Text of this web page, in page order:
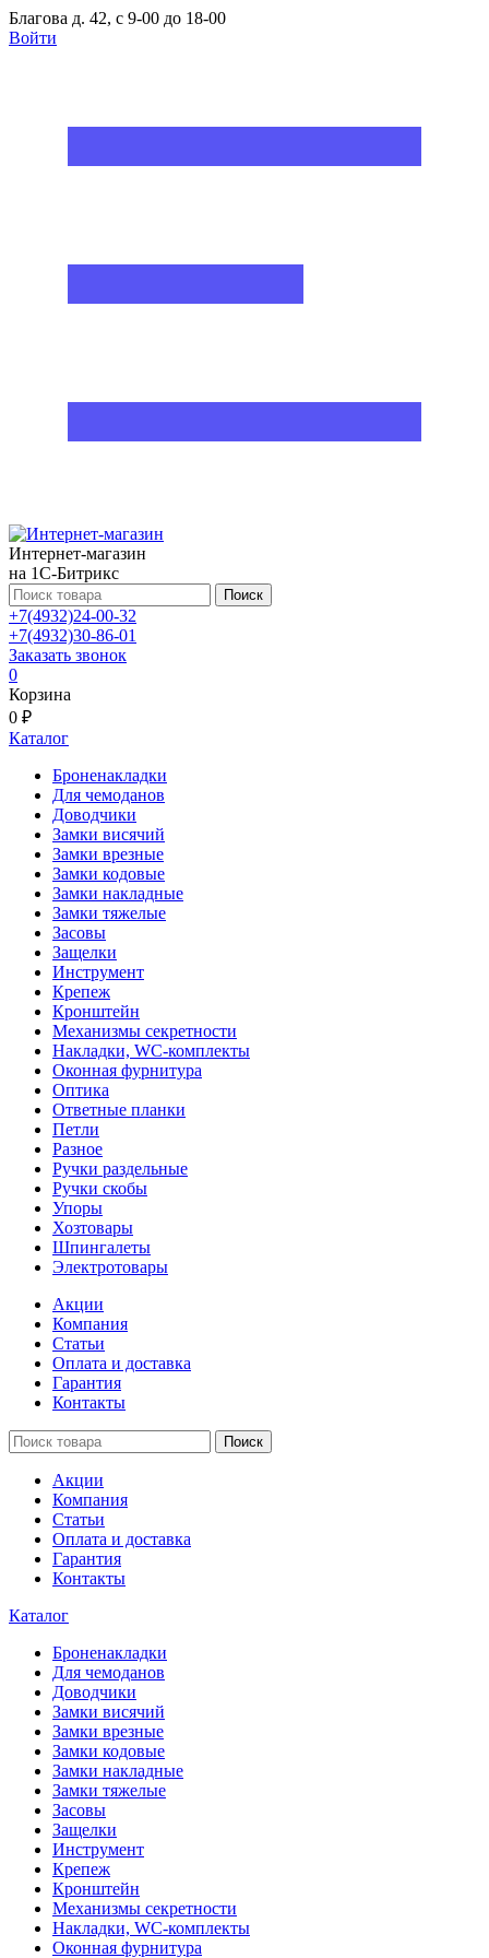
Благова д. 42, с 9-00 до 18-00
Войти
Интернет-магазин
на 1С-Битрикс
Поиск
+7(4932)24-00-32
+7(4932)30-86-01
Заказать звонок
0
Корзина
0 ₽
Каталог
Броненакладки
Для чемоданов
Доводчики
Замки висячий
Замки врезные
Замки кодовые
Замки накладные
Замки тяжелые
Засовы
Защелки
Инструмент
Крепеж
Кронштейн
Механизмы секретности
Накладки, WC-комплекты
Оконная фурнитура
Оптика
Ответные планки
Петли
Разное
Ручки раздельные
Ручки скобы
Упоры
Хозтовары
Шпингалеты
Электротовары
Акции
Компания
Статьи
Оплата и доставка
Гарантия
Контакты
Поиск
Акции
Компания
Статьи
Оплата и доставка
Гарантия
Контакты
Каталог
Броненакладки
Для чемоданов
Доводчики
Замки висячий
Замки врезные
Замки кодовые
Замки накладные
Замки тяжелые
Засовы
Защелки
Инструмент
Крепеж
Кронштейн
Механизмы секретности
Накладки, WC-комплекты
Оконная фурнитура